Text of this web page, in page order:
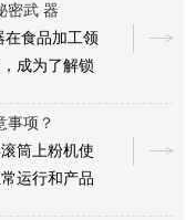
上粉机-公司实景
密武 器
在食品加工领
成为了解锁
湿糠机专门
食品带来更
虑了湿糠的
带和洒糠装
表面。同
事项？
筒上粉机使
运行和产品
、传动装